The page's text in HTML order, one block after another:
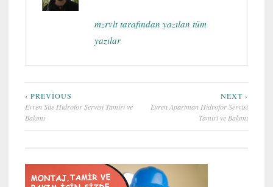
mzrvlt tarafından yazılan tüm
yazılar
Yazı
gezinmesi
‹ PREVIOUS
Evren Site Hidrofor Servisi Tamiri ve
Bakımı
NEXT ›
Evren Apartman Hidrofor Servisi
Tamiri ve Bakımı